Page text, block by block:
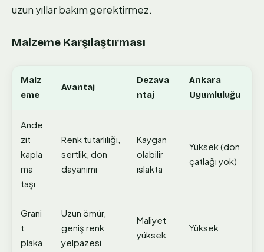
uzun yıllar bakım gerektirmez.
Malzeme Karşılaştırması
Malz
eme
Avantaj
Dezava
ntaj
Ankara
Uyumluluğu
Ande
zit
kapla
ma
taşı
Renk tutarlılığı,
sertlik, don
dayanımı
Kaygan
olabilir
ıslakta
Yüksek (don
çatlağı yok)
Grani
t
plaka
Uzun ömür,
geniş renk
yelpazesi
Maliyet
yüksek
Yüksek